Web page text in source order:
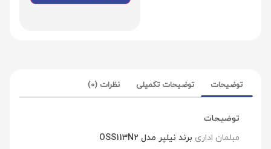
توضیحات توضیحات تکمیلی نظرات (0)
توضیحات
مبلمان اداری برند نیلپر مدل OSS113N2